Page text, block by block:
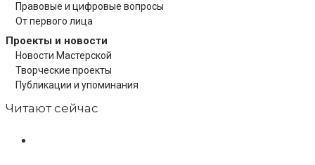
Правовые и цифровые вопросы
От первого лица
Проекты и новости
Новости Мастерской
Творческие проекты
Публикации и упоминания
Читают сейчас